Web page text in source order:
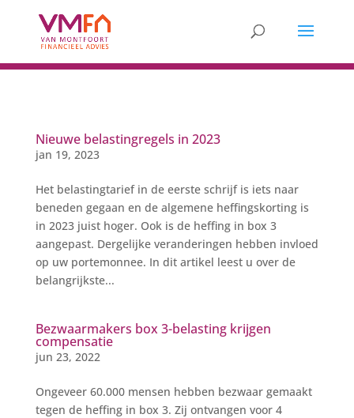
Nieuwe belastingregels in 2023
jan 19, 2023
Het belastingtarief in de eerste schrijf is iets naar
beneden gegaan en de algemene heffingskorting is
in 2023 juist hoger. Ook is de heffing in box 3
aangepast. Dergelijke veranderingen hebben invloed
op uw portemonnee. In dit artikel leest u over de
belangrijkste...
Bezwaarmakers box 3-belasting krijgen
compensatie
jun 23, 2022
Ongeveer 60.000 mensen hebben bezwaar gemaakt
tegen de heffing in box 3. Zij ontvangen voor 4